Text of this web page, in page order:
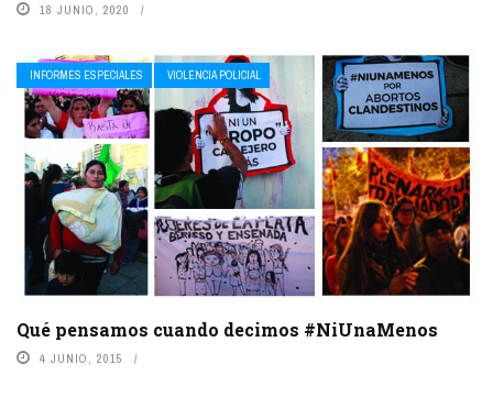
18 JUNIO, 2020
INFORMES ESPECIALES VIOLENCIA POLICIAL
Qué pensamos cuando decimos #NiUnaMenos
4 JUNIO, 2015